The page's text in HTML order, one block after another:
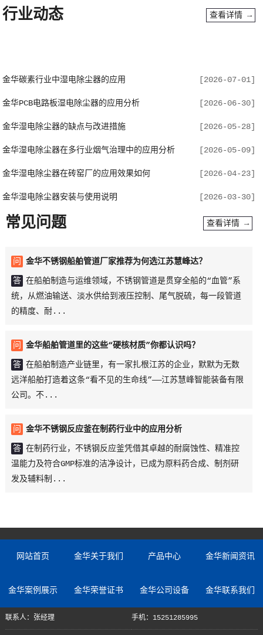
查看详情 →
行业动态
金华碳素行业中湿电除尘器的应用 [2026-07-01]
金华PCB电路板湿电除尘器的应用分析 [2026-06-30]
金华湿电除尘器的缺点与改进措施 [2026-05-28]
金华湿电除尘器在多行业烟气治理中的应用分析 [2026-05-09]
金华湿电除尘器在砖窑厂的应用效果如何 [2026-04-23]
金华湿电除尘器安装与使用说明 [2026-03-30]
查看详情 →
常见问题
问 金华不锈钢船舶管道厂家推荐为何选江苏慧峰达？
答 在船舶制造与运维领域，不锈钢管道是贯穿全船的“血管”系
统，从燃油输送、淡水供给到液压控制、尾气脱硫，每一段管道
的精度、耐...
问 金华船舶管道里的这些“硬核材质”你都认识吗？
答 在船舶制造产业链里，有一家扎根江苏的企业，默默为无数
远洋船舶打造着这条“看不见的生命线”——江苏慧峰智能装备有限
公司。不...
问 金华不锈钢反应釜在制药行业中的应用分析
答 在制药行业，不锈钢反应釜凭借其卓越的耐腐蚀性、精准控
温能力及符合GMP标准的洁净设计，已成为原料药合成、制剂研
发及辅料制...
网站首页 金华关于我们 产品中心 金华新闻资讯
金华案例展示 金华荣誉证书 金华公司设备 金华联系我们
联系人：张经理 手机：15251285995